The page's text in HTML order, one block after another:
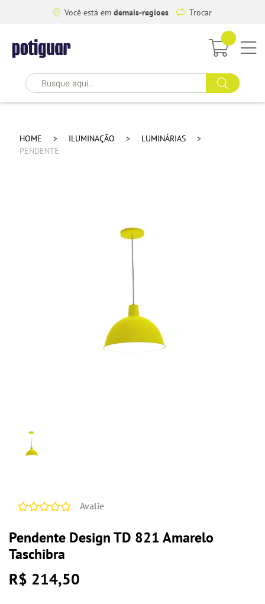
Você está em demais-regioes Trocar
HOME ILUMINAÇÃO
LUMINÁRIAS
PENDENTE
Avalie
Pendente Design TD 821 Amarelo
Taschibra
R$ 214,50